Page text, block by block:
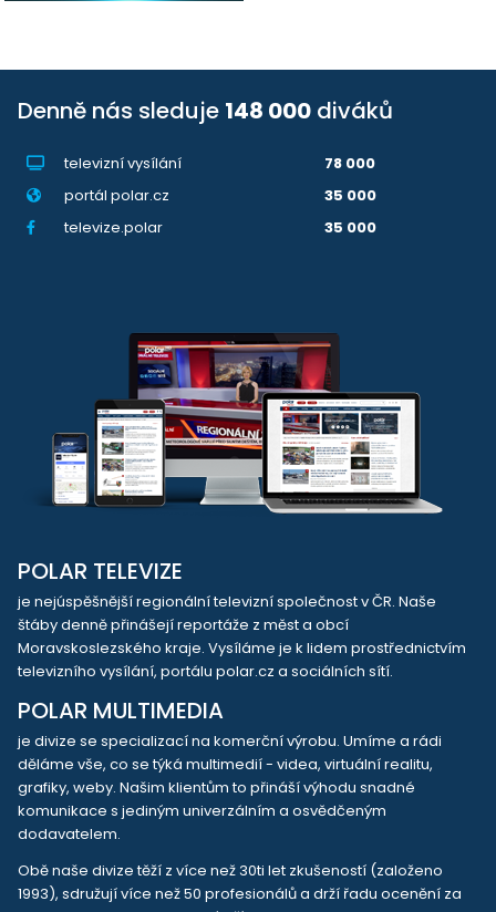
Denně nás sleduje 148 000 diváků
televizní vysílání
78 000
portál polar.cz
35 000
televize.polar
35 000
POLAR TELEVIZE
je nejúspěšnější regionální televizní společnost v ČR. Naše
štáby denně přinášejí reportáže z měst a obcí
Moravskoslezského kraje. Vysíláme je k lidem prostřednictvím
televizního vysílání, portálu polar.cz a sociálních sítí.
POLAR MULTIMEDIA
je divize se specializací na komerční výrobu. Umíme a rádi
děláme vše, co se týká multimedií - videa, virtuální realitu,
grafiky, weby. Našim klientům to přináší výhodu snadné
komunikace s jediným univerzálním a osvědčeným
dodavatelem.
Obě naše divize těží z více než 30ti let zkušeností (založeno
1993), sdružují více než 50 profesionálů a drží řadu ocenění za